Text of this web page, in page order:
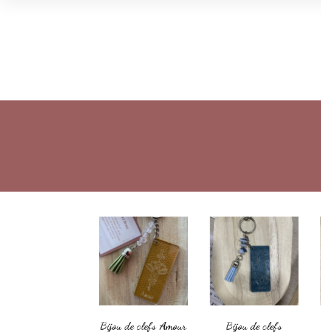
Bijou de clefs Amour
Bijou de clefs